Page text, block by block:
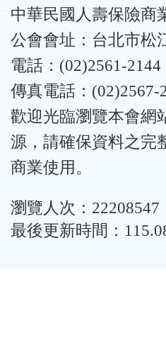
:::中華民國人壽保險商
公會會址：台北市松
電話：(02)2561-2144
傳真電話：(02)2567-
歡迎光臨瀏覽本會網
源，請確保資料之完
商業使用。
瀏覽人次：22208547
最後更新時間：